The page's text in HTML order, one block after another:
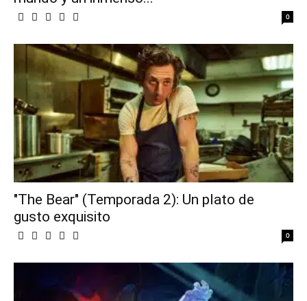
0
"The Bear" (Temporada 2): Un plato de
gusto exquisito
0